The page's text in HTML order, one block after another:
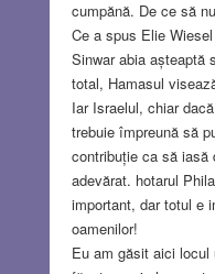
cumpănă. De ce să
Ce a spus Elie
Sinwar abia așteaptă
total, Hamasul
Iar Israelul, chiar
trebuie împreună să
contribuție ca să iasă
adevărat. hotarul
important, dar totul e
oamenilor!
Eu am găsit aici locul